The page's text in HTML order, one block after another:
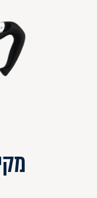
results.